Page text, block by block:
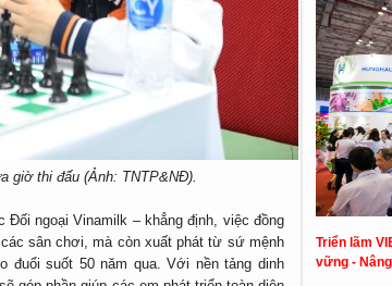
giờ thi đấu (Ảnh: TNTP&NĐ).
Đối ngoại Vinamilk – khẳng định, việc đồng
sân chơi, mà còn xuất phát từ sứ mệnh
đuổi suốt 50 năm qua. Với nền tảng dinh
Triển lãm
vững -